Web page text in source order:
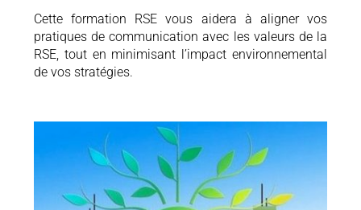
Cette formation RSE vous aidera à aligner vos
pratiques de communication avec les valeurs de la
RSE, tout en minimisant l’impact environnemental
de vos stratégies.